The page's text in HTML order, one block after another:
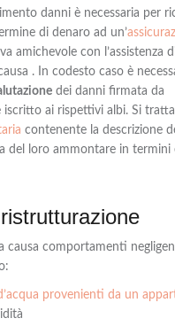
danni è necessaria per
di denaro ad un’
amichevole con l’assistenza
. In codesto caso è
dei danni firmata da
iscritto ai rispettivi albi. Si
contenente la descrizione
del loro ammontare in termini
causa comportamenti
provenienti da un